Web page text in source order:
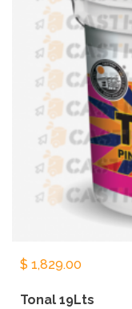
$ 1,829.00
Tonal 19Lts